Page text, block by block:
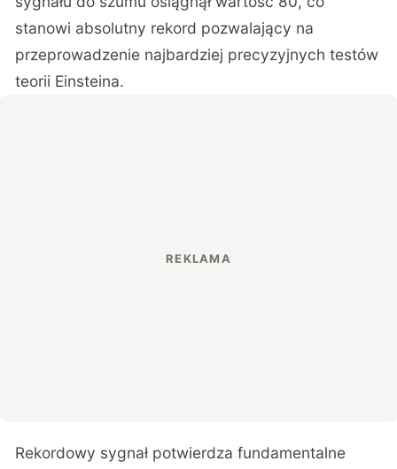
stanowi absolutny rekord pozwalający na
przeprowadzenie najbardziej precyzyjnych testów
teorii Einsteina.
Rekordowy sygnał potwierdza fundamentalne